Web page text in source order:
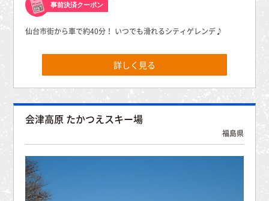
事前決済クーポン
仙台市街から車で約40分！ いつでも滑れるシティゲレンデ♪
詳しく見る
会津高原 たかつえスキー場
福島県